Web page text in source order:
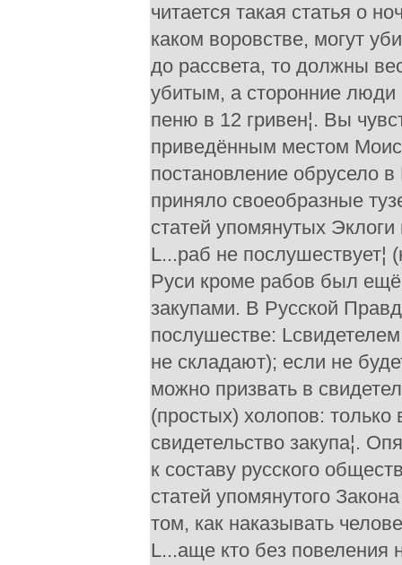
читается такая статья о
каком воровстве, могут
до рассвета, то должны
убитым, а сторонние люди
пеню в 12 гривен¦. Вы
приведённым местом
постановление обрусело
приняло своеобразные
статей упомянутых
L...раб не послушествует¦
Руси кроме рабов был
закупами. В Русской
послушестве:
не складают); если не
можно призвать в
(простых) холопов:
свидетельство закупа¦.
к составу русского
статей упомянутого
том, как наказывать
L...аще кто без повеления